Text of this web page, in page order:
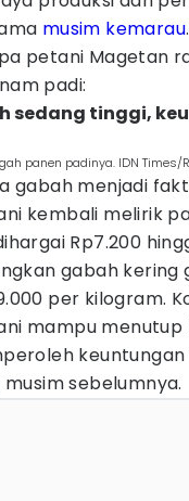
musim kemarau
petani Magetan
padi:
sedang tinggi,
panen padinya. IDN Times/
gabah menjadi
kembali melirik
Rp7.200
gabah kering
per kilogram.
mampu menutup
sebelumnya.